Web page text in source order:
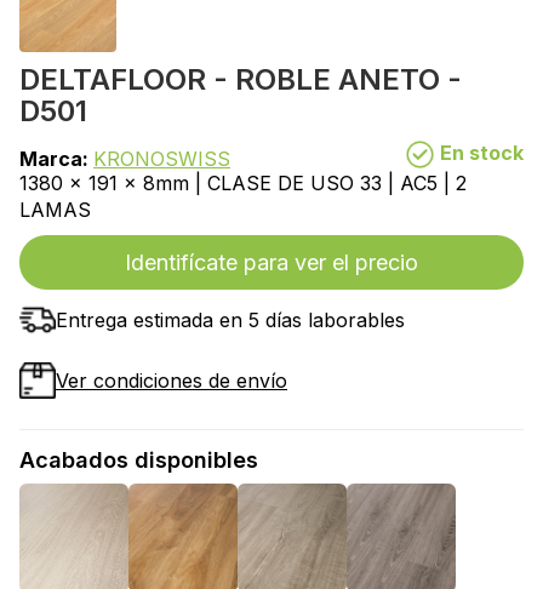
DELTAFLOOR - ROBLE ANETO -
D501
Marca: KRONOSWISS
En stock
1380 x 191 x 8mm | CLASE DE USO 33 | AC5 | 2
LAMAS
Identifícate para ver el precio
Entrega estimada en 5 días laborables
Ver condiciones de envío
Acabados disponibles